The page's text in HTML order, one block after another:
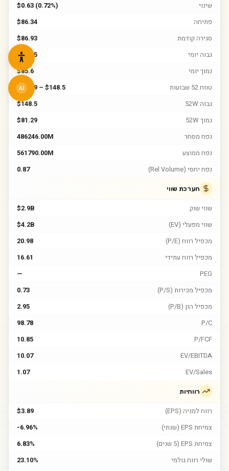
שינוי
$0.63 (0.72%)
פתיחה
$86.34
סגירה קודמת
$86.93
גבוה יומי
$88.95
נמוך יומי
$85.6
טווח 52 שבועות
$81.29 – $148.5
גבוה 52W
$148.5
נמוך 52W
$81.29
נפח מסחר
486246.00M
נפח ממוצע
561790.00M
נפח יחסי (Rel Volume)
0.87
הערכת שווי
שווי שוק
$2.9B
שווי מפעלי (EV)
$4.2B
מכפיל רווח (P/E)
20.98
מכפיל רווח עתידי
16.61
PEG
—
מכפיל מכירות (P/S)
0.73
מכפיל הון (P/B)
2.95
P/C
98.78
P/FCF
10.85
EV/EBITDA
10.07
EV/Sales
1.07
רווחיות
רווח למניה (EPS)
$3.89
צמיחת EPS (שנתי)
-6.96%
צמיחת EPS (5 שנים)
6.83%
שולי רווח גולמי
23.10%
AI